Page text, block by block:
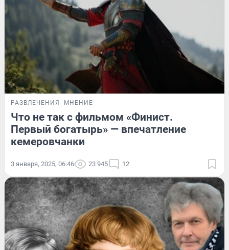
РАЗВЛЕЧЕНИЯ МНЕНИЕ
Что не так с фильмом «Финист.
Первый богатырь» — впечатление
кемеровчанки
3 января, 2025, 06:46 23 945 12